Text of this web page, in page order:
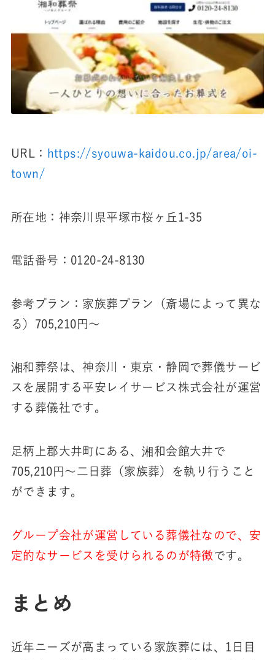
URL：
https://syouwa-kaidou.co.jp/area/oi-
town/
所在地：神奈川県平塚市桜ヶ丘1-35
電話番号：0120-24-8130
参考プラン：家族葬プラン（斎場によって異な
る）705,210円～
湘和葬祭は、神奈川・東京・静岡で葬儀サービ
スを展開する平安レイサービス株式会社が運営
する葬儀社です。
足柄上郡大井町にある、湘和会館大井で
705,210円～二日葬（家族葬）を執り行うこと
ができます。
グループ会社が運営している葬儀社なので、安
定的なサービスを受けられるのが特徴 です。
まとめ
近年ニーズが高まっている家族葬には、1日目